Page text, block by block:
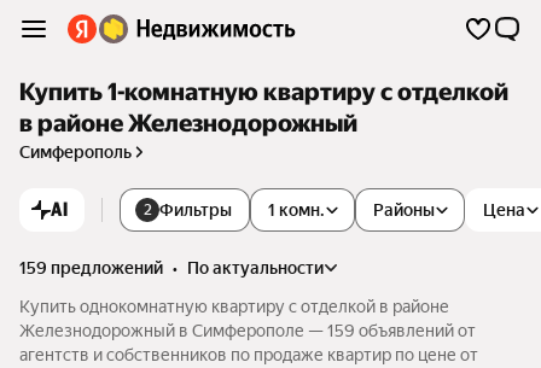
Купить 1-комнатную квартиру с отделкой
в районе Железнодорожный
Симферополь
AI 2 Фильтры 1 комн. Цена
Районы
159 предложений •
по актуальности
Купить однокомнатную квартиру с отделкой в районе
Железнодорожный в Симферополе — 159 объявлений от
агентств и собственников по продаже квартир по цене от